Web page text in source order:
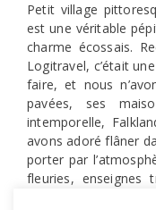
Petit village
est une véritable
charme écossais.
Logitravel, c’était
faire, et nous
pavées, ses
intemporelle,
avons adoré flâner
porter par
fleuries, enseignes
C’est un lieu